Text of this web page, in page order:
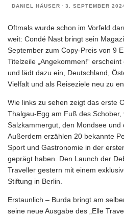
DANIEL HÄUSER · 3. SEPTEMBER
Oftmals wurde schon im Vorfeld
weit: Condé Nast bringt sein
September zum Copy-Preis von 9
Titelzeile „Angekommen!“
und lädt dazu ein, Deutschland,
Vielfalt und als Reiseziele neu zu
Wie links zu sehen zeigt das erste
Thalgau-Egg am Fuß des
Salzkammergut, den Mondsee
Außerdem erzählen 20 bekannte
Sport und Gastronomie in der
geprägt haben. Den Launch der
Traveller gestern mit einem
Stiftung in Berlin.
Erstaunlich – Burda bringt am
seine neue Ausgabe des „Elle